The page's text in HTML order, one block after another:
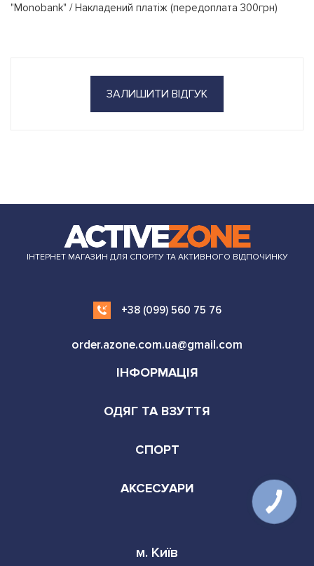
"Monobank" / Накладений платіж (передоплата 300грн)
ЗАЛИШИТИ ВІДГУК
ІНТЕРНЕТ МАГАЗИН ДЛЯ СПОРТУ ТА АКТИВНОГО ВІДПОЧИНКУ
+38 (099) 560 75 76
order.azone.com.ua@gmail.com
ІНФОРМАЦІЯ
ОДЯГ ТА ВЗУТТЯ
СПОРТ
АКСЕСУАРИ
м. Київ